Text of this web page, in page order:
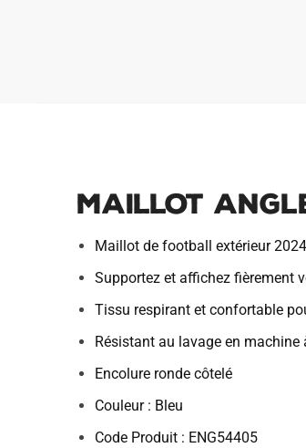
Maillot
Maillot de football extérieur
Supportez et affichez fièrement
Tissu respirant et confortable
Résistant au lavage en machine
Encolure ronde côtelé
Couleur : Bleu
Code Produit : ENG54405